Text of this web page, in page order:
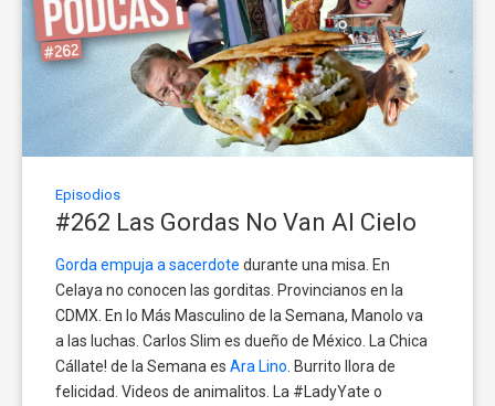
Episodios
#262 Las Gordas No Van Al Cielo
Gorda empuja a sacerdote durante una misa. En
Celaya no conocen las gorditas. Provincianos en la
CDMX. En lo Más Masculino de la Semana, Manolo va
a las luchas. Carlos Slim es dueño de México. La Chica
Cállate! de la Semana es Ara Lino . Burrito llora de
felicidad. Videos de animalitos. La #LadyYate o